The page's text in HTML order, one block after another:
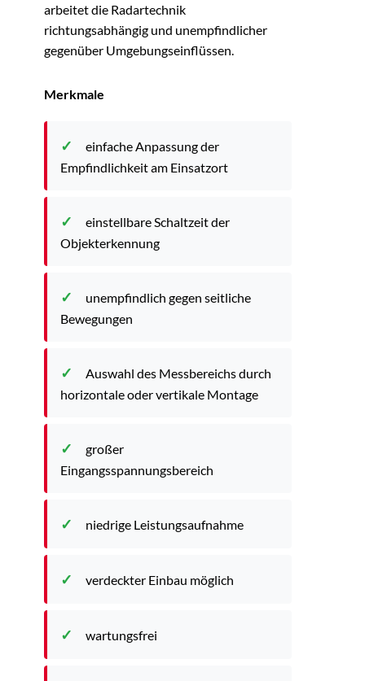
arbeitet die Radartechnik
richtungsabhängig und unempfindlicher
gegenüber Umgebungseinflüssen.
Merkmale
einfache Anpassung der
Empfindlichkeit am Einsatzort
einstellbare Schaltzeit der
Objekterkennung
unempfindlich gegen seitliche
Bewegungen
Auswahl des Messbereichs durch
horizontale oder vertikale Montage
großer
Eingangsspannungsbereich
niedrige Leistungsaufnahme
verdeckter Einbau möglich
wartungsfrei